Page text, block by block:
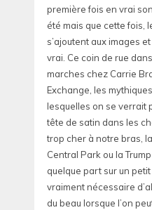
première fois en vrai
été mais que cette fois,
s’ajoutent aux images
vrai. Ce coin de rue
marches chez Carrie
Exchange, les
lesquelles on se verrait
tête de satin dans les
trop cher à notre bras,
Central Park ou la
quelque part sur un
vraiment nécessaire
du beau lorsque l’on